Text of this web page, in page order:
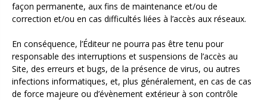
façon permanente, aux fins de maintenance et/ou de
correction et/ou en cas difficultés liées à l’accès aux réseaux.
En conséquence, l’Éditeur ne pourra pas être tenu pour
responsable des interruptions et suspensions de l’accès au
Site, des erreurs et bugs, de la présence de virus, ou autres
infections informatiques, et, plus généralement, en cas de cas
de force majeure ou d’évènement extérieur à son contrôle